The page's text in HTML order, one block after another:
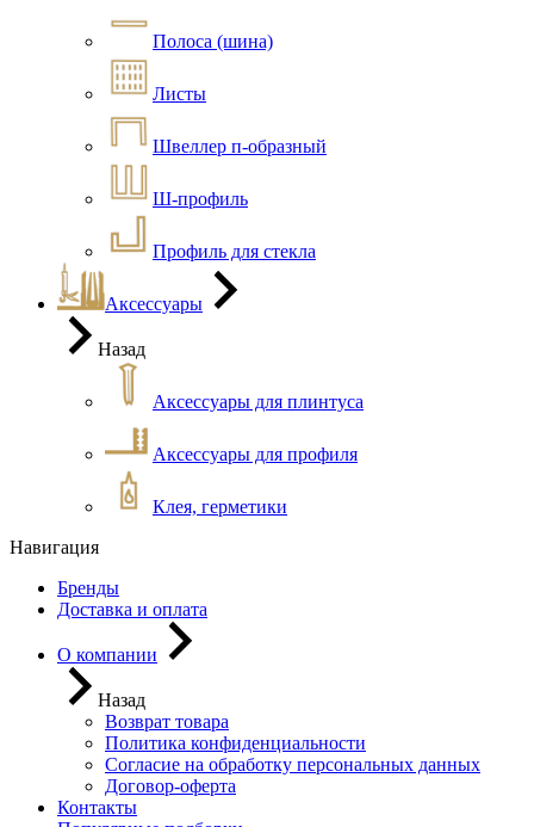
Полоса (шина)
Листы
Швеллер п-образный
Ш-профиль
Профиль для стекла
Аксессуары
Назад
Аксессуары для плинтуса
Аксессуары для профиля
Клея, герметики
Навигация
Бренды
Доставка и оплата
О компании
Назад
Возврат товара
Политика конфиденциальности
Согласие на обработку персональных данных
Договор-оферта
Контакты